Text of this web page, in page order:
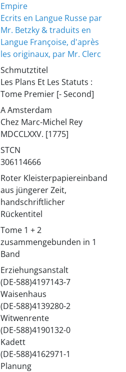
Empire
Ecrits en Langue Russe par
Mr. Betzky & traduits en
Langue Françoise, d'après
les originaux, par Mr. Clerc
Schmutztitel
Les Plans Et Les Statuts :
Tome Premier [- Second]
A Amsterdam
Chez Marc-Michel Rey
MDCCLXXV. [1775]
STCN
306114666
Roter Kleisterpapiereinband
aus jüngerer Zeit,
handschriftlicher
Rückentitel
Tome 1 + 2
zusammengebunden in 1
Band
Erziehungsanstalt
(DE-588)4197143-7
Waisenhaus
(DE-588)4139280-2
Witwenrente
(DE-588)4190132-0
Kadett
(DE-588)4162971-1
Planung